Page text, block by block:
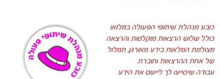
כובע מנהלת שיתופי הפעולה במלואו
כולל שלוש הרצאות מוקלטות והרצאה
מצולמת המלאות בידע מאורגן, תמלול
של אחת ההרצאות וחוברת
עבודה שיסייעו לך ליישם את הידע